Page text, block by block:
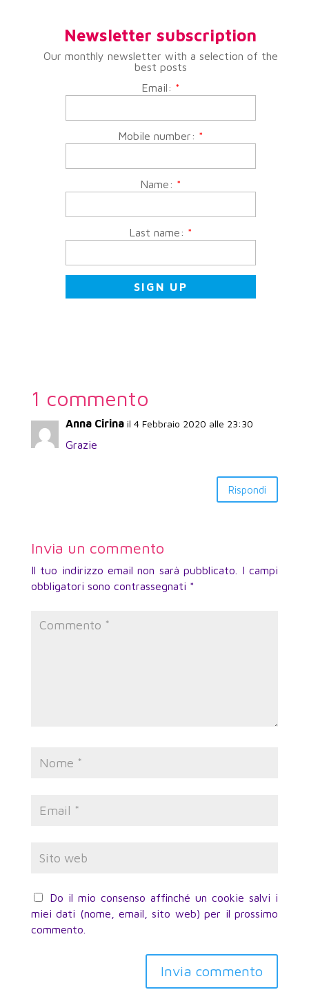
Newsletter subscription
Our monthly newsletter with a selection of the
best posts
Email: *
Mobile number: *
Name: *
Last name: *
1 commento
Anna Cirina il 4 Febbraio 2020 alle 23:30
Grazie
Rispondi
Invia un commento
Il tuo indirizzo email non sarà pubblicato.
I campi
obbligatori sono contrassegnati *
Do il mio consenso affinché un cookie salvi i
miei dati (nome, email, sito web) per il prossimo
commento.
Invia commento